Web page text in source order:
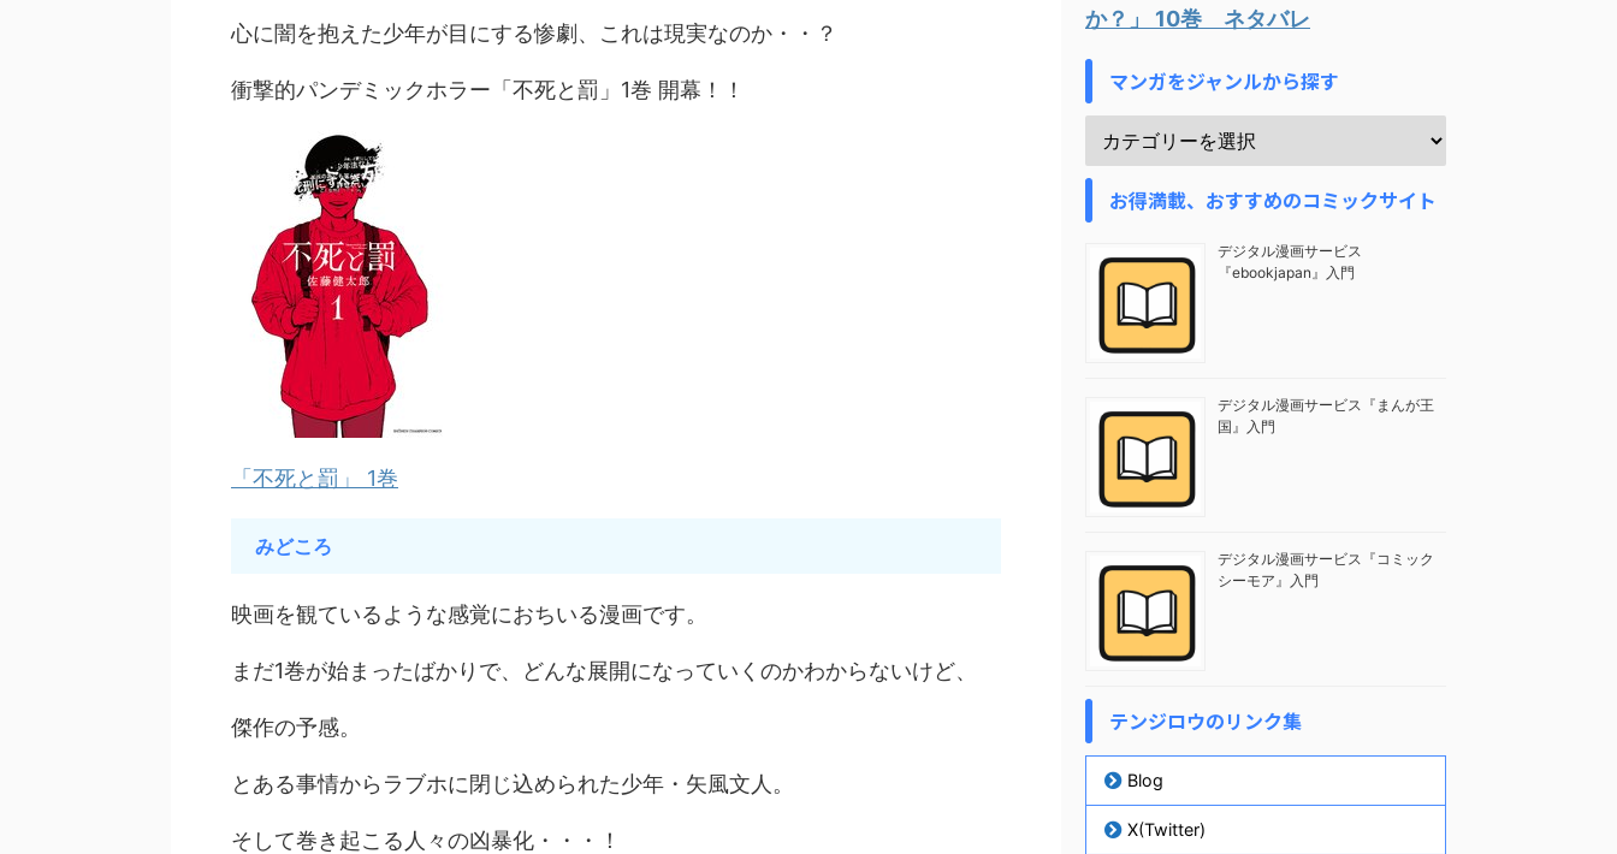
心に闇を抱えた少年が目にする惨劇、これは現実なのか・・？
衝撃的パンデミックホラー「不死と罰」1巻 開幕！！
「不死と罰」 1巻
みどころ
映画を観ているような感覚におちいる漫画です。
まだ1巻が始まったばかりで、どんな展開になっていくのかわからないけど、
傑作の予感。
とある事情からラブホに閉じ込められた少年・矢風文人。
そして巻き起こる人々の凶暴化・・・！
か？」 10巻 ネタバレ
マンガをジャンルから探す
お得満載、おすすめのコミックサイト
デジタル漫画サービス
『ebookjapan』入門
デジタル漫画サービス『まんが王
国』入門
デジタル漫画サービス『コミック
シーモア』入門
テンジロウのリンク集
Blog
X(Twitter)